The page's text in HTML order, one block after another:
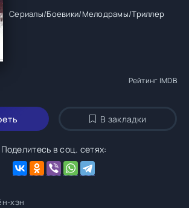
Сериалы/Боевики/Мелодрамы/Триллер
Рейтинг IMDB
В закладки
Поделитесь в соц. сетях:
хэн